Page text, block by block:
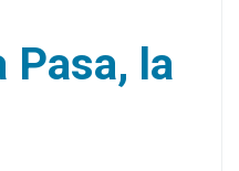
Pasa, la